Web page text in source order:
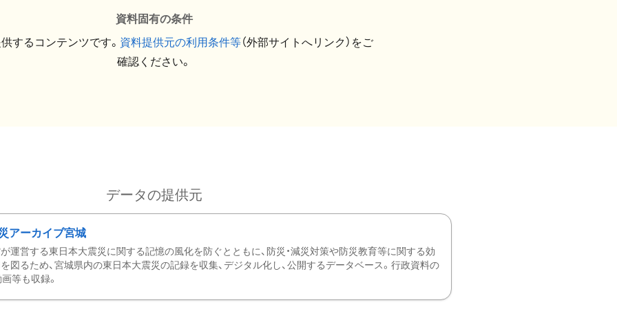
資料固有の条件
するコンテンツです。 資料提供元の利用条件等（外部サイトへリンク）をご
確認ください。
データの提供元
アーカイブ宮城
運営する東日本大震災に関する記憶の風化を防ぐとともに、防災・減災対策や防災教育等に関する効
図るため、宮城県内の東日本大震災の記録を収集、デジタル化し、公開するデータベース。行政資料の
等も収録。